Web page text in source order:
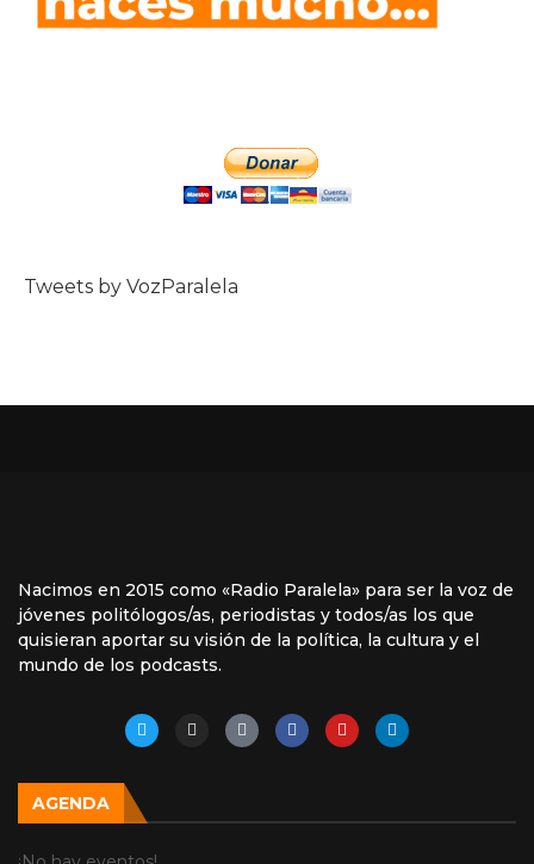
Tweets by VozParalela
Nacimos en 2015 como «Radio Paralela» para ser la voz de
jóvenes politólogos/as, periodistas y todos/as los que
quisieran aportar su visión de la política, la cultura y el
mundo de los podcasts.
AGENDA